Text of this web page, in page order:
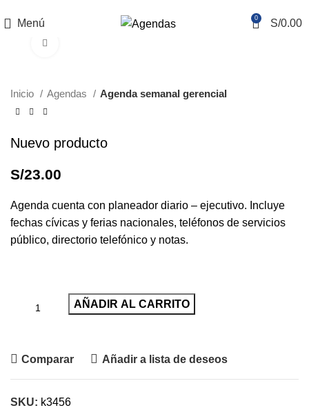
Menú 0 S/0.00
Inicio Agendas Agenda semanal gerencial
Nuevo producto
S/23.00
Agenda cuenta con planeador diario – ejecutivo. Incluye
fechas cívicas y ferias nacionales, teléfonos de servicios
público, directorio telefónico y notas.
AÑADIR AL CARRITO
Comparar Añadir a lista de deseos
SKU: k3456